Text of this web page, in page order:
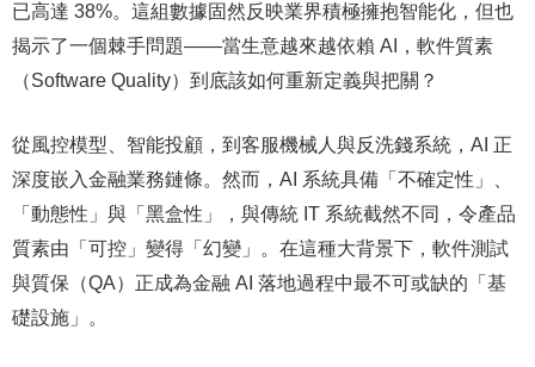
已高達 38%。這組數據固然反映業界積極擁抱智能化，但也
揭示了一個棘手問題——當生意越來越依賴 AI，軟件質素
（Software Quality）到底該如何重新定義與把關？
從風控模型、智能投顧，到客服機械人與反洗錢系統，AI 正
深度嵌入金融業務鏈條。然而，AI 系統具備「不確定性」、
「動態性」與「黑盒性」，與傳統 IT 系統截然不同，令產品
質素由「可控」變得「幻變」。在這種大背景下，軟件測試
與質保（QA）正成為金融 AI 落地過程中最不可或缺的「基
礎設施」。